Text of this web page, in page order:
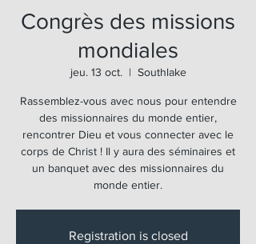
Congrès des missions
mondiales
jeu. 13 oct.
  |
Southlake
Rassemblez-vous avec nous pour entendre
des missionnaires du monde entier,
rencontrer Dieu et vous connecter avec le
corps de Christ ! Il y aura des séminaires et
un banquet avec des missionnaires du
monde entier.
Registration is closed